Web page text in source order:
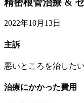
2022年10月13日
主訴
悪いところを治したい
治療にかかった費用